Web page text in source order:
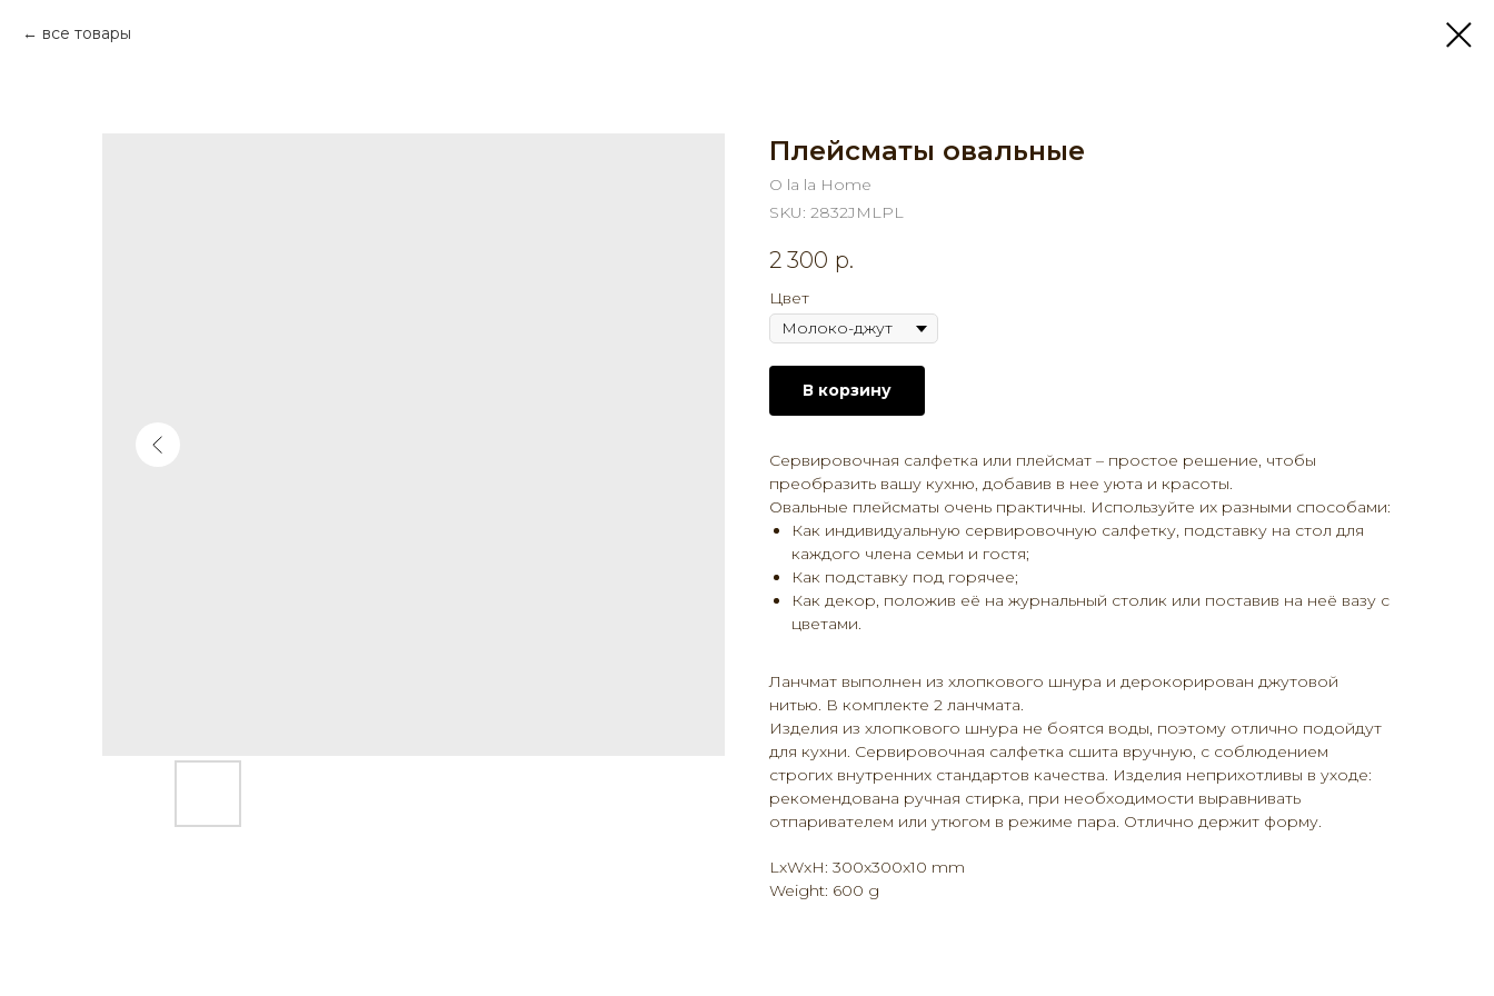
все товары
Плейсматы овальные
O la la Home
SKU: 2832JMLPL
2 300 р.
Цвет
В корзину
Сервировочная салфетка или плейсмат – простое решение, чтобы
преобразить вашу кухню, добавив в нее уюта и красоты.
Овальные плейсматы очень практичны. Используйте их разными способами:
Как индивидуальную сервировочную салфетку, подставку на стол для
каждого члена семьи и гостя;
Как подставку под горячее;
Как декор, положив её на журнальный столик или поставив на неё вазу с
цветами.
Ланчмат выполнен из хлопкового шнура и дерокорирован джутовой
нитью. В комплекте 2 ланчмата.
Изделия из хлопкового шнура не боятся воды, поэтому отлично подойдут
для кухни. Сервировочная салфетка сшита вручную, с соблюдением
строгих внутренних стандартов качества. Изделия неприхотливы в уходе:
рекомендована ручная стирка, при необходимости выравнивать
отпаривателем или утюгом в режиме пара. Отлично держит форму.
LxWxH: 300x300x10 mm
Weight: 600 g